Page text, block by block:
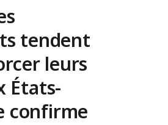
tendent
leurs
États-
confirme